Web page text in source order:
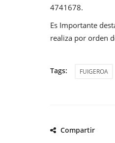
4741678.
Es Importante
realiza por orden
Tags: FUIGEROA
Compartir